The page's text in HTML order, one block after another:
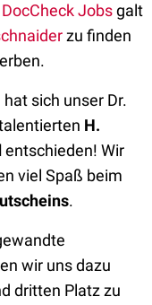
DocCheck Jobsgalt
zu finden
sich unser Dr.
H.
entschieden! Wir
viel Spaß beim
.
wir uns dazu
dritten Platz zu